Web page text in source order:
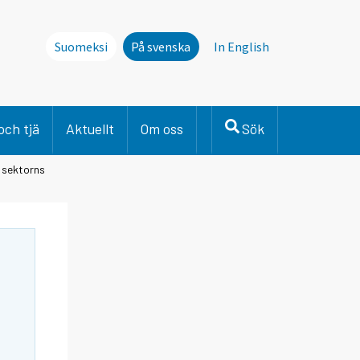
Suomeksi På svenska In English
tjä Aktuellt Om oss Sök